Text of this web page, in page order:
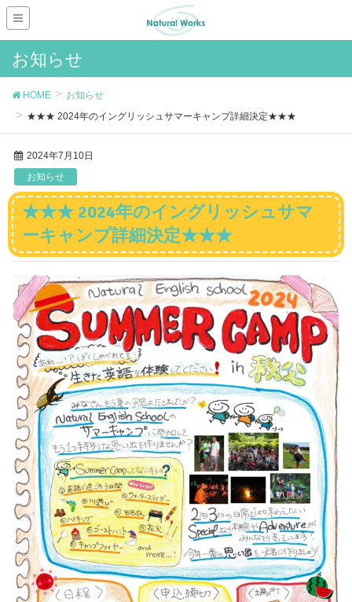
お知らせ
HOME
お知らせ
★★★ 2024年のイングリッシュサマーキャンプ詳細決定★★★
2024年7月10日
お知らせ
★★★ 2024年のイングリッシュサマ
ーキャンプ詳細決定★★★